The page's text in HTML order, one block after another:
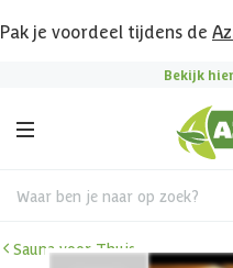
Pak je voordeel tijdens de
Bekijk
Waar ben je naar op zoek?
Sauna voor Thuis